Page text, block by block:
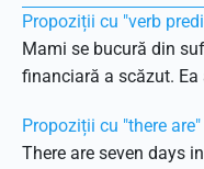
Propoziții cu "verb
Mami se bucură din
financiară a scăzut. Ea
Propoziții cu "there are"
There are seven days